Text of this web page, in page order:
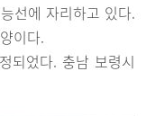
선에 자리하고 있다.
이다.
되었다. 충남 보령시